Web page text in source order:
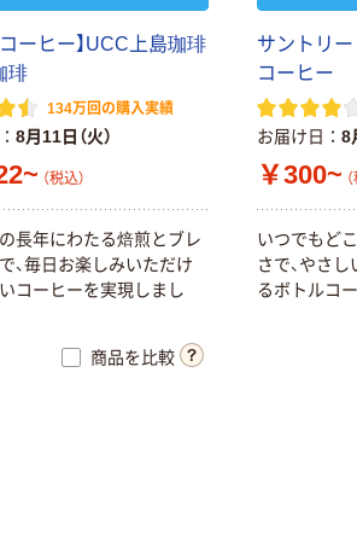
コーヒー】UCC上島珈琲
琲
134万回の購入実績
8月11日（火）
（税込）
長年にわたる焙煎とブレ
、毎日お楽しみいただけ
コーヒーを実現しまし
商品を比較
サントリ
コーヒー
お届け日 8
￥300~
いつでもど
さで、やさ
るボトルコ